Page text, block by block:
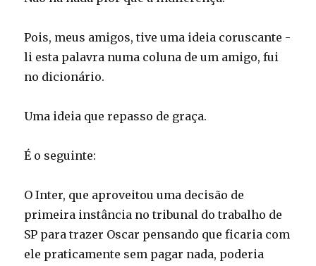
Pois, meus amigos, tive uma ideia coruscante -
li esta palavra numa coluna de um amigo, fui
no dicionário.
Uma ideia que repasso de graça.
É o seguinte:
O Inter, que aproveitou uma decisão de
primeira instância no tribunal do trabalho de
SP para trazer Oscar pensando que ficaria com
ele praticamente sem pagar nada, poderia